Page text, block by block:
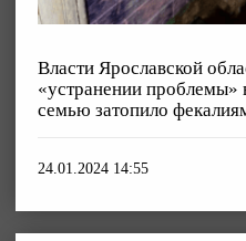
Власти Ярославской
«устранении проблемы»
семью затопило
24.01.2024 14:55